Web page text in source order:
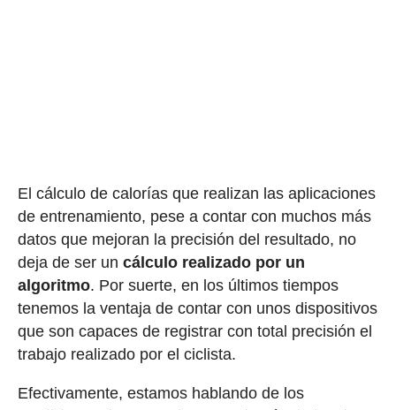
El cálculo de calorías que realizan las aplicaciones
de entrenamiento, pese a contar con muchos más
datos que mejoran la precisión del resultado, no
deja de ser un cálculo realizado por un
algoritmo. Por suerte, en los últimos tiempos
tenemos la ventaja de contar con unos dispositivos
que son capaces de registrar con total precisión el
trabajo realizado por el ciclista.
Efectivamente, estamos hablando de los